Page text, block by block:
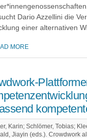
Dario Azzellini die
einer alternativen
MORE
Karin; Schlömer, Tobias;
Jiayin (eds.). Crowdwork